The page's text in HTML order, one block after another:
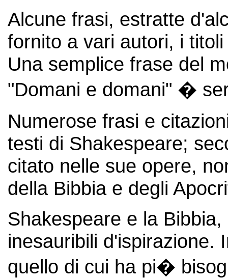
Alcune frasi, estratte
fornito a vari autori, i
Una semplice frase del
"Domani e domani" �
Numerose frasi e
testi di Shakespeare;
citato nelle sue opere,
della Bibbia e degli
Shakespeare e la
inesauribili d'ispirazione.
quello di cui ha pi�